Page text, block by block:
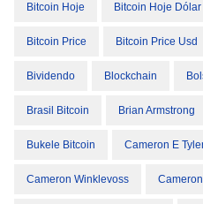
Bitcoin Hoje Bitcoin Hoje Dólar
Bitcoin Price Bitcoin Price Usd
Bividendo Blockchain
Brasil Bitcoin Brian Armstrong
Bukele Bitcoin Cameron E
Cameron Winklevoss